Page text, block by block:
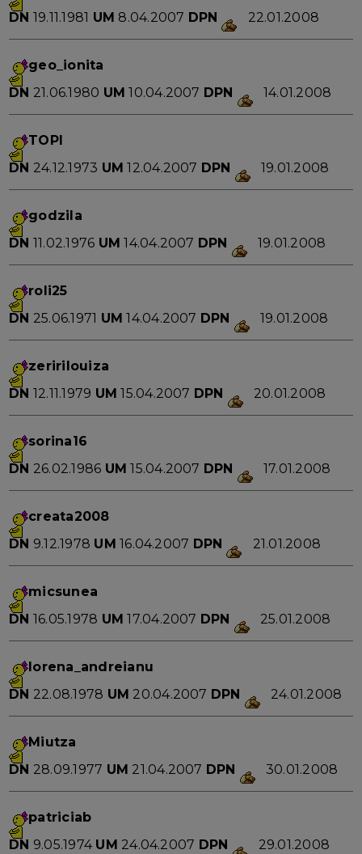
DN 19.11.1981 UM 8.04.2007 DPN 22.01.2008
geo_ionita
DN 21.06.1980 UM 10.04.2007 DPN 14.01.2008
TOPI
DN 24.12.1973 UM 12.04.2007 DPN 19.01.2008
godzila
DN 11.02.1976 UM 14.04.2007 DPN 19.01.2008
roli25
DN 25.06.1971 UM 14.04.2007 DPN 19.01.2008
zeririlouiza
DN 12.11.1979 UM 15.04.2007 DPN 20.01.2008
sorina16
DN 26.02.1986 UM 15.04.2007 DPN 17.01.2008
creata2008
DN 9.12.1978 UM 16.04.2007 DPN 21.01.2008
micsunea
DN 16.05.1978 UM 17.04.2007 DPN 25.01.2008
lorena_andreianu
DN 22.08.1978 UM 20.04.2007 DPN 24.01.2008
Miutza
DN 28.09.1977 UM 21.04.2007 DPN 30.01.2008
patriciab
DN 9.05.1974 UM 24.04.2007 DPN 29.01.2008